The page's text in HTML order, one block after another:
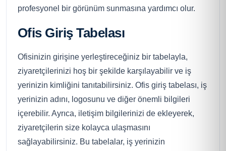
profesyonel bir görünüm sunmasına yardımcı olur.
Ofis Giriş Tabelası
Ofisinizin girişine yerleştireceğiniz bir tabelayla,
ziyaretçilerinizi hoş bir şekilde karşılayabilir ve iş
yerinizin kimliğini tanıtabilirsiniz. Ofis giriş tabelası, iş
yerinizin adını, logosunu ve diğer önemli bilgileri
içerebilir. Ayrıca, iletişim bilgilerinizi de ekleyerek,
ziyaretçilerin size kolayca ulaşmasını
sağlayabilirsiniz. Bu tabelalar, iş yerinizin